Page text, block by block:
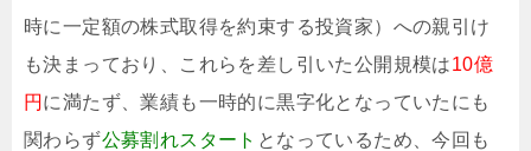
時に一定額の株式取得を約束する投資家）への親引け
も決まっており、これらを差し引いた公開規模は10億
円 に満たず、業績も一時的に黒字化となっていたにも
関わらず公募割れスタート となっているため、今回も